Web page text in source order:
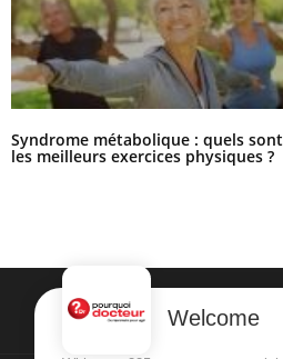
Syndrome métabolique : quels sont
les meilleurs exercices physiques ?
NEWSLETTER
Welcome